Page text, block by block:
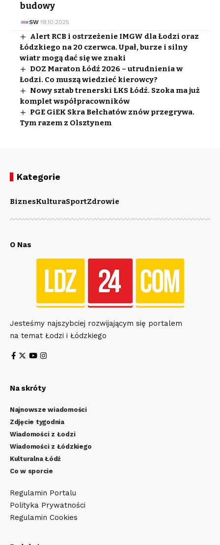
budowy
SW 18.10.2025
Alert RCB i ostrzeżenie IMGW dla Łodzi oraz
Łódzkiego na 20 czerwca. Upał, burze i silny
wiatr mogą dać się we znaki
DOZ Maraton Łódź 2026 – utrudnienia w
Łodzi. Co muszą wiedzieć kierowcy?
Nowy sztab trenerski ŁKS Łódź. Szoka ma już
komplet współpracowników
PGE GiEK Skra Bełchatów znów przegrywa.
Tym razem z Olsztynem
Kategorie
BiznesKulturaSportZdrowie
O Nas
Jesteśmy najszybciej rozwijającym się portalem
na temat Łodzi i Łódzkiego
Na skróty
Najnowsze wiadomości
Zdjęcie tygodnia
Wiadomości z Łodzi
Wiadomości z Łódzkiego
Kulturalna Łódź
Co w sporcie
Regulamin Portalu
Polityka Prywatności
Regulamin Cookies